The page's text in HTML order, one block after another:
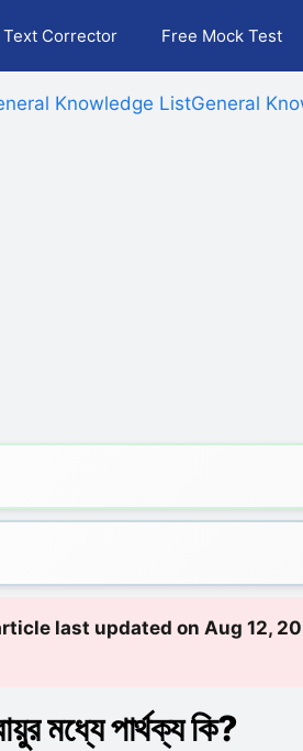
Text Corrector Free Mock Test
Knowledge ListGeneral
last updated on Aug 12,
মধ্যে পার্থক্য কি?